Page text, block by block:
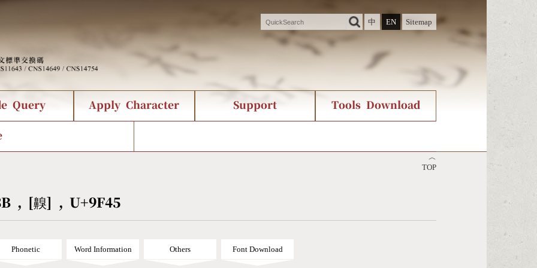
中
EN Sitemap
Query
Query
Symbol Index
Apply Character Support
Creation
Tools Download
Download
︿
TOP
, [齅] , U+9F45
Phonetic Word Information Others Font Download